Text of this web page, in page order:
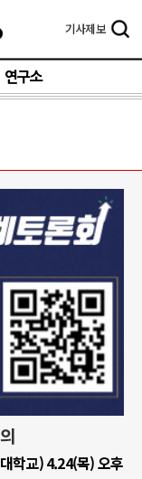
기사제보
연구소
학교) 4.24(목) 오후